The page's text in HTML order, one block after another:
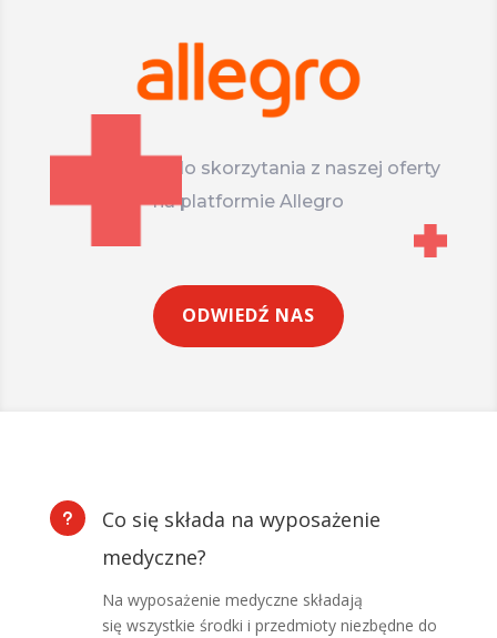
Zapraszamy do skorzytania z naszej oferty
na platformie Allegro
ODWIEDŹ NAS
u
Co się składa na wyposażenie
medyczne?
Na wyposażenie medyczne składają
się wszystkie środki i przedmioty niezbędne do